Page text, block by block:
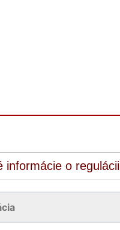
informácie o regulácii